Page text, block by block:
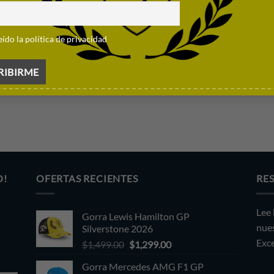
la política de privacidad
OFERTAS RECIENTES
Gorra Lewis Hamilton GP
Silverstone 2026
$1,499.00 Original
was:
$1,299.00Current
is:
Gorra Mercedes AMG F1 GP